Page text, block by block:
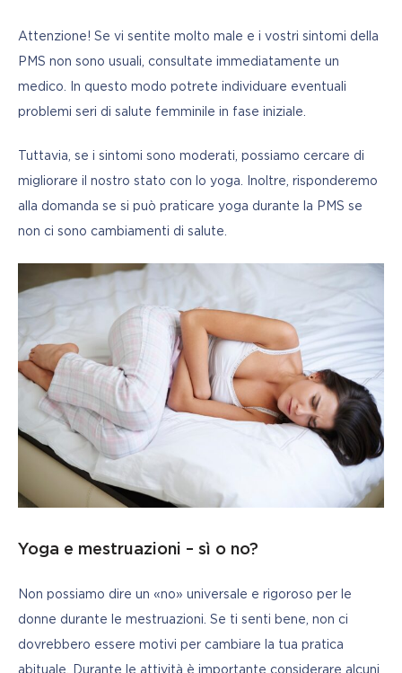
Attenzione! Se vi sentite molto male e i vostri sintomi della
PMS non sono usuali, consultate immediatamente un
medico. In questo modo potrete individuare eventuali
problemi seri di salute femminile in fase iniziale.
Tuttavia, se i sintomi sono moderati, possiamo cercare di
migliorare il nostro stato con lo yoga. Inoltre, risponderemo
alla domanda se si può praticare yoga durante la PMS se
non ci sono cambiamenti di salute.
Yoga e mestruazioni – sì o no?
Non possiamo dire un «no» universale e rigoroso per le
donne durante le mestruazioni. Se ti senti bene, non ci
dovrebbero essere motivi per cambiare la tua pratica
abituale. Durante le attività è importante considerare alcuni